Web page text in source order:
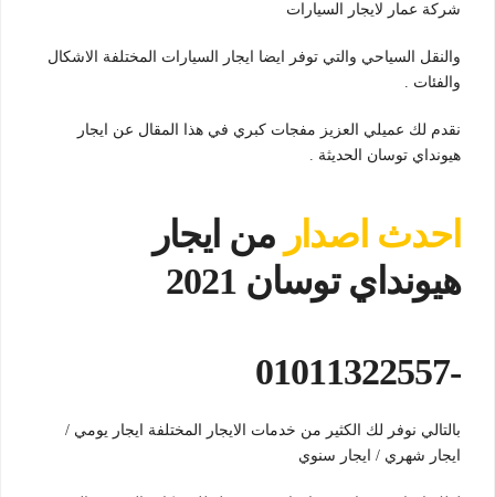
شركة عمار لايجار السيارات
والنقل السياحي والتي توفر ايضا ايجار السيارات المختلفة الاشكال
والفئات .
نقدم لك عميلي العزيز مفجات كبري في هذا المقال عن ايجار
هيونداي توسان الحديثة .
احدث اصدار من ايجار
هيونداي توسان 2021
-01011322557
بالتالي نوفر لك الكثير من خدمات الايجار المختلفة ايجار يومي /
ايجار شهري / ايجار سنوي